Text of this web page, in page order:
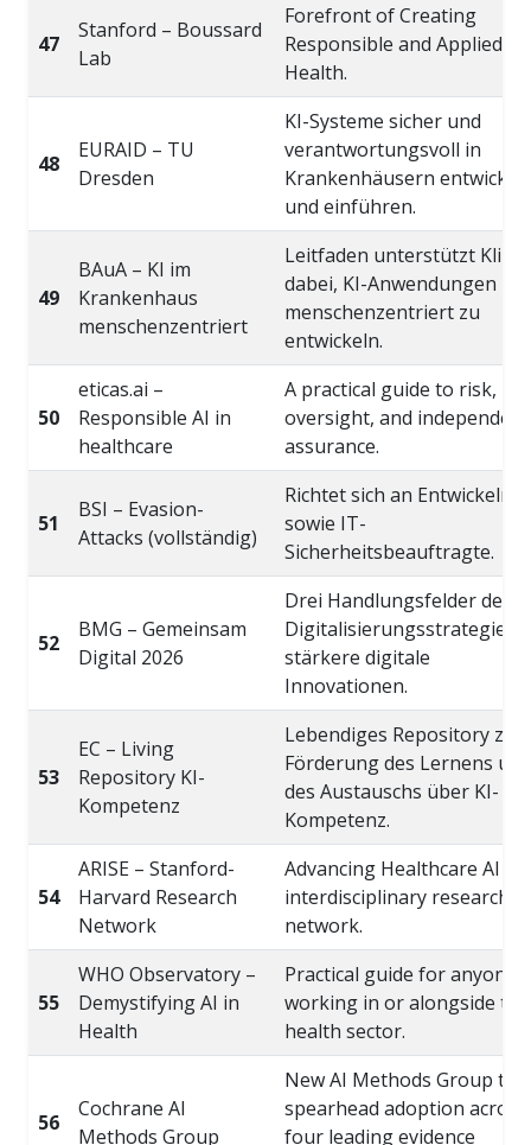
47
Stanford – Boussard
Lab
Forefront of Creating
Responsible and Applied AI
Health.
48
EURAID – TU
Dresden
KI-Systeme sicher und
verantwortungsvoll in
Krankenhäusern
und einführen.
49
BAuA – KI im
Krankenhaus
menschenzentriert
Leitfaden unterstützt
dabei, KI-Anwendungen
menschenzentriert zu
entwickeln.
50
eticas.ai –
Responsible AI in
healthcare
A practical guide to risk,
oversight, and independent
assurance.
51
BSI – Evasion-
Attacks (vollständig)
Richtet sich an
sowie IT-
Sicherheitsbeauftragte.
52
BMG – Gemeinsam
Digital 2026
Drei Handlungsfelder der
Digitalisierungsstrategie
stärkere digitale
Innovationen.
53
EC – Living
Repository KI-
Kompetenz
Lebendiges Repository zur
Förderung des Lernens und
des Austauschs über KI-
Kompetenz.
54
ARISE – Stanford-
Harvard Research
Network
Advancing Healthcare AI –
interdisciplinary research
network.
55
WHO Observatory –
Demystifying AI in
Health
Practical guide for anyone
working in or alongside the
health sector.
56
Cochrane AI
Methods Group
New AI Methods Group to
spearhead adoption across
four leading evidence